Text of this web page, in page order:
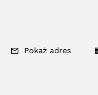
Pokaż adres